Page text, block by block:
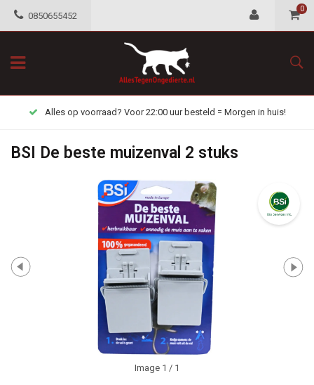
0850655452
0
Alles op voorraad? Voor 22:00 uur besteld = Morgen in huis!
BSI De beste muizenval 2 stuks
Image 1 / 1